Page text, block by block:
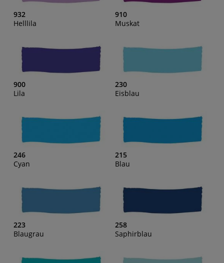
932
Helllila
910
Muskat
900
Lila
230
Eisblau
246
Cyan
215
Blau
223
Blaugrau
258
Saphirblau